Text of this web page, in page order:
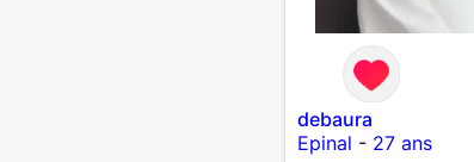
debaura
Epinal - 27 ans